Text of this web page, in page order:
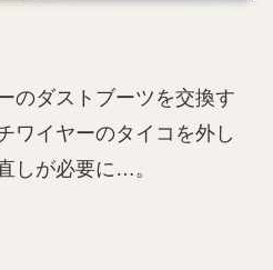
のダストブーツを交換す
ワイヤーのタイコを外し
しが必要に…。